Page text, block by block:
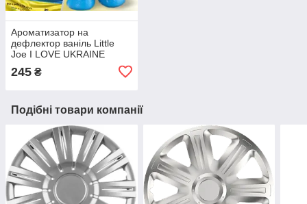
Ароматизатор на
дефлектор ваніль Little
Joe I LOVE UKRAINE
245 ₴
Подібні товари компанії